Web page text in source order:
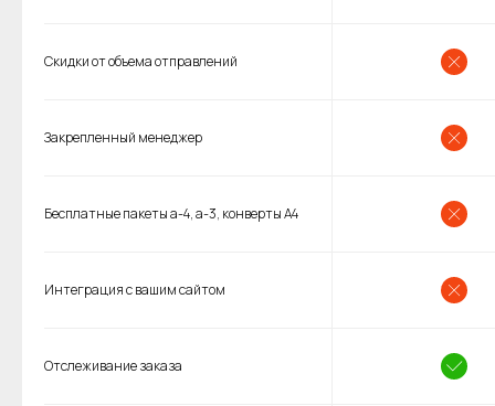
Скидки от объема отправлений
Закрепленный менеджер
Бесплатные пакеты а-4, а-3, конверты А4
Интеграция с вашим сайтом
Отслеживание заказа